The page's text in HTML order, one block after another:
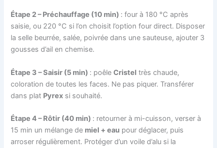
Étape 2 – Préchauffage (10 min) : four à 180 °C après
saisie, ou 220 °C si l’on choisit l’option four direct. Disposer
la selle beurrée, salée, poivrée dans une sauteuse, ajouter 3
gousses d’ail en chemise.
Étape 3 – Saisir (5 min) : poêleCristel très chaude,
coloration de toutes les faces. Ne pas piquer. Transférer
dans plat Pyrex si souhaité.
Étape 4 – Rôtir (40 min) : retourner à mi-cuisson, verser à
15 min un mélange de miel + eau pour déglacer, puis
arroser régulièrement. Protéger d’un voile d’alu si la